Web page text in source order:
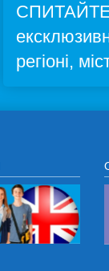
регіоні,